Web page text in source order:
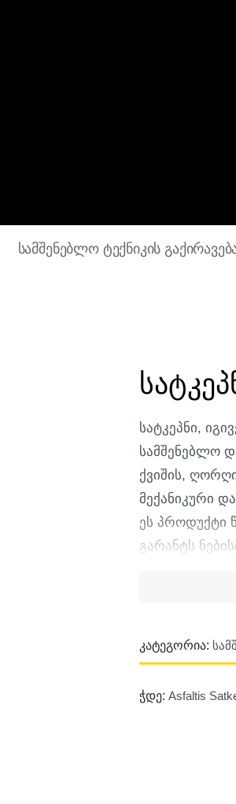
ᲡᲐᲛᲨᲔᲜᲔᲑᲚᲝ ᲢᲔᲥᲜᲘᲙᲘᲡ
სატკეპნი,
სამშენებლო
ქვიშის,
მექანიკური
ეს პროდუქტი
გარანტს
გადაეცემა
მასალის
ჩალაგდნენ,
Კატეგორია:
Ჭდე: Asfaltis